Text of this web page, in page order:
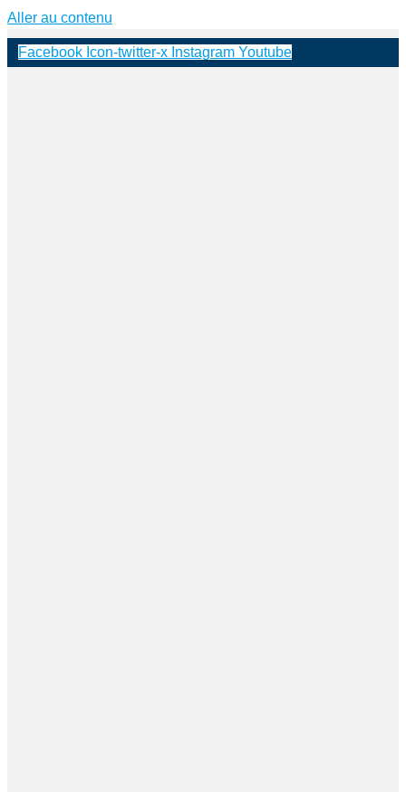
Aller au contenu
Facebook Icon-twitter-x Instagram Youtube